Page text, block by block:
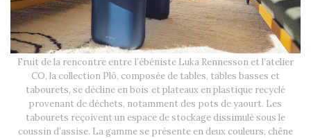
Fruit de la rencontre entre l’ébéniste Luka Rennesson et l’atelier
CO, la collection Plô, composée de tables, tables basses et
tabourets, se décline en bois et plateaux en plastique recyclé
provenant de déchets, notamment des pots de yaourt. Les
tabourets reçoivent un espace de stockage dissimulé sous le
coussin d’assise. La gamme se présente en deux couleurs, chêne